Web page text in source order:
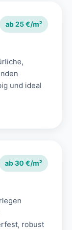
ab 25 €/m²
und ideal
ab 30 €/m²
robust